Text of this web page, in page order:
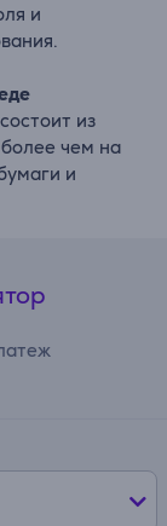
и
из
чем на
и